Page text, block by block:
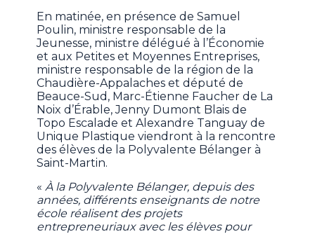
En matinée, en présence de Samuel
Poulin, ministre responsable de la
Jeunesse, ministre délégué à l’Économie
et aux Petites et Moyennes Entreprises,
ministre responsable de la région de la
Chaudière-Appalaches et député de
Beauce-Sud, Marc-Étienne Faucher de La
Noix d’Érable, Jenny Dumont Blais de
Topo Escalade et Alexandre Tanguay de
Unique Plastique viendront à la rencontre
des élèves de la Polyvalente Bélanger à
Saint-Martin.
« À la Polyvalente Bélanger, depuis des
années, différents enseignants de notre
école réalisent des projets
entrepreneuriaux avec les élèves pour